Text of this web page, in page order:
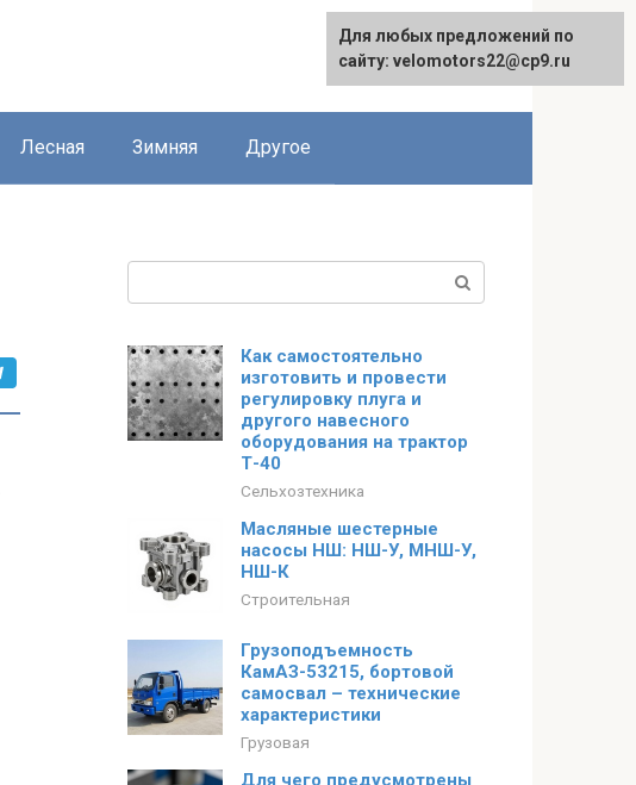
Лесная Зимняя Другое
Как самостоятельно
изготовить и провести
регулировку плуга и
другого навесного
оборудования на трактор
Т-40
Сельхозтехника
Масляные шестерные
насосы НШ: НШ-У, МНШ-У,
НШ-К
Строительная
Грузоподъемность
КамАЗ-53215, бортовой
самосвал – технические
характеристики
Грузовая
Для чего предусмотрены
Для любых предложений по
сайту: velomotors22@cp9.ru